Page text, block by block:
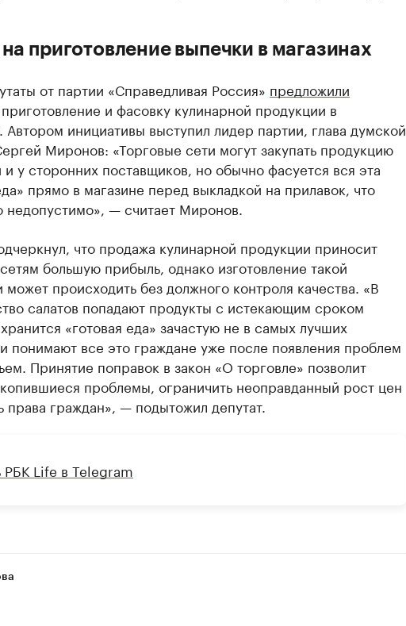
приготовление выпечки в магазинах
от партии «Справедливая Россия» предложили
и фасовку кулинарной продукции в
Автором инициативы выступил лидер партии, глава думской
Миронов: «Торговые сети могут закупать продукцию
и у сторонних поставщиков, но обычно фасуется вся эта
прямо в магазине перед выкладкой на прилавок, что
недопустимо», — считает Миронов.
что продажа кулинарной продукции приносит
большую прибыль, однако изготовление такой
может происходить без должного контроля качества. «В
салатов попадают продукты с истекающим сроком
«готовая еда» зачастую не в самых лучших
понимают все это граждане уже после появления проблем
Принятие поправок в закон «О торговле» позволит
проблемы, ограничить неоправданный рост цен
права граждан», — подытожил депутат.
РБК Life в Telegram